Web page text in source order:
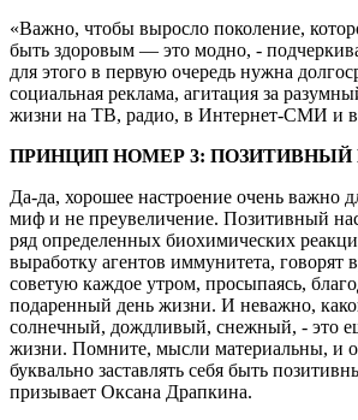
«Важно, чтобы выросло поколение,
быть здоровым — это модно, -
для этого в первую очередь нужна
социальная реклама, агитация за
жизни на ТВ, радио, в Интернет-СМИ и в
ПРИНЦИП НОМЕР 3: ПОЗИТИВНЫЙ
Да-да, хорошее настроение очень важно
миф и не преувеличение. Позитивный
ряд определенных биохимических
выработку агентов иммунитета, говорят
советую каждое утром, просыпаясь,
подаренный день жизни. И неважно,
солнечный, дождливый, снежный, - это
жизни. Помните, мысли материальны, и
буквально заставлять себя быть
призывает Оксана Драпкина.